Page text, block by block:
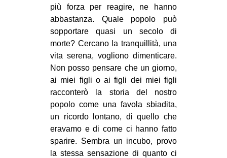
EVENTI
in
tw
bsky
ms
SEARCH
più forza per reagire, ne hanno
abbastanza. Quale popolo può
sopportare quasi un secolo di
morte? Cercano la tranquillità, una
vita serena, vogliono dimenticare.
Non posso pensare che un giorno,
ai miei figli o ai figli dei miei figli
racconterò la storia del nostro
popolo come una favola sbiadita,
un ricordo lontano, di quello che
eravamo e di come ci hanno fatto
sparire. Sembra un incubo, provo
la stessa sensazione di quanto ci